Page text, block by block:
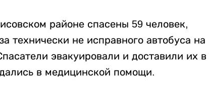
районе спасены 59 человек,
технически не исправного автобуса на
эвакуировали и доставили их в
в медицинской помощи.